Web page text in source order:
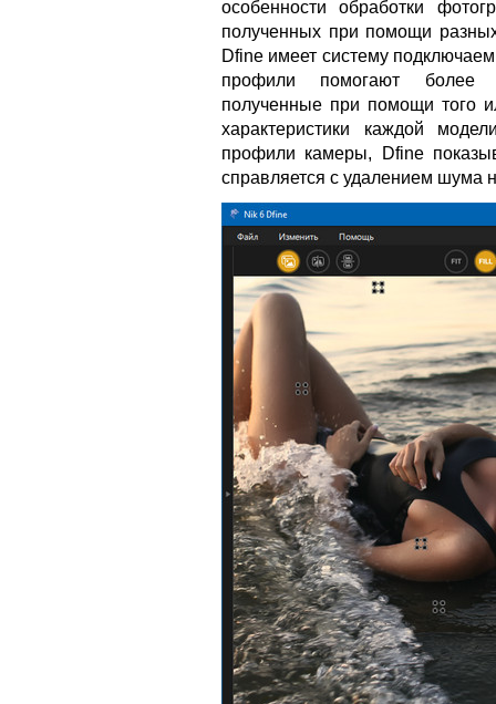
особенности обработки
полученных при помощи
Dfine имеет систему
профили помогают более
полученные при помощи того
характеристики каждой
профили камеры, Dfine
справляется с удалением шума